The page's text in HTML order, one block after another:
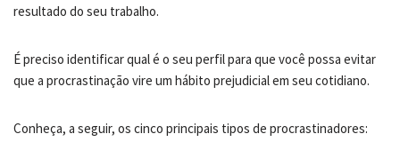
resultado do seu trabalho.
É preciso identificar qual é o seu perfil para que você possa evitar
que a procrastinação vire um hábito prejudicial em seu cotidiano.
Conheça, a seguir, os cinco principais tipos de procrastinadores: